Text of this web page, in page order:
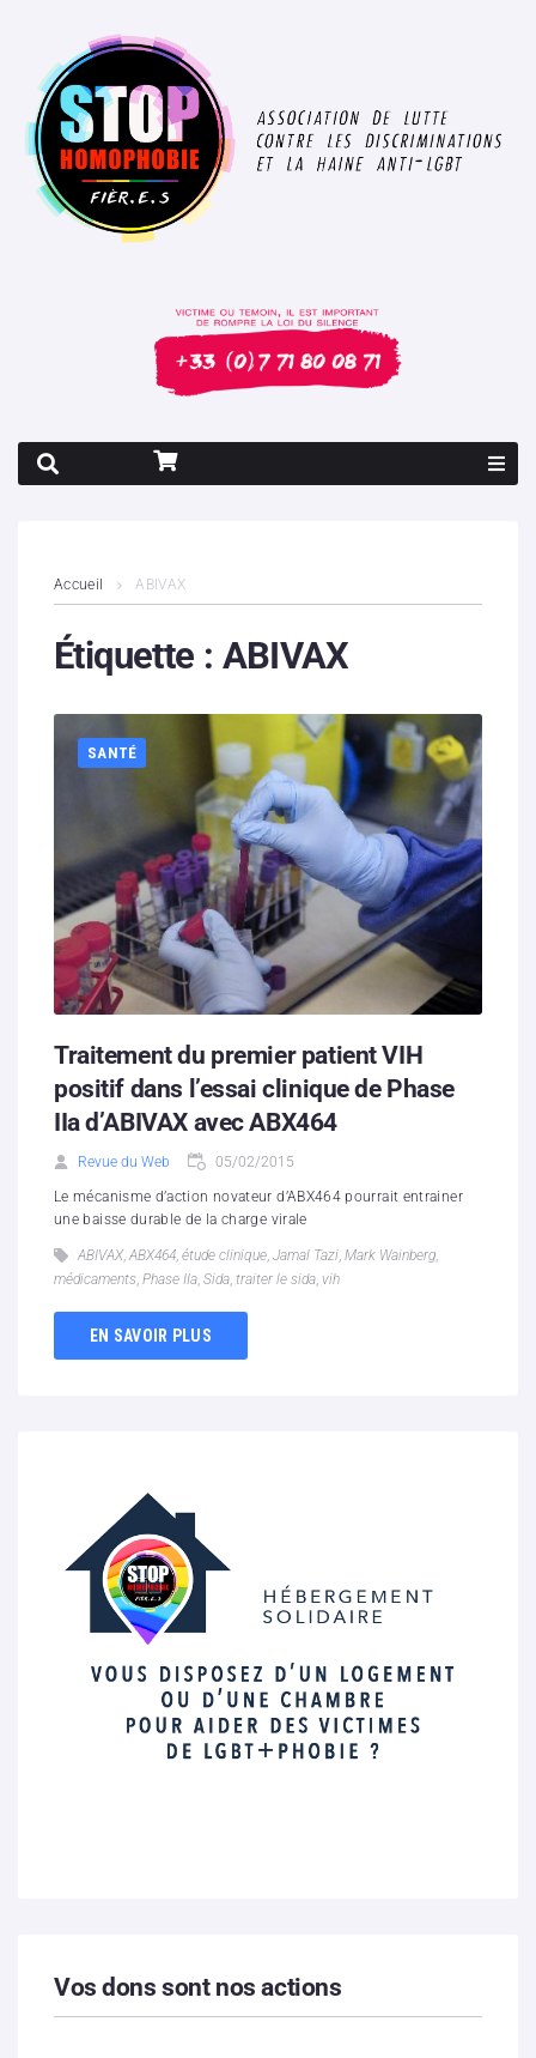
Contenus litigieux
Boutique
Contacts
Hébergement solidaire
Accueil ABIVAX
Étiquette : ABIVAX
SANTÉ
Traitement du premier patient VIH
positif dans l’essai clinique de Phase
IIa d’ABIVAX avec ABX464
Revue du Web 05/02/2015
Le mécanisme d’action novateur d’ABX464 pourrait entrainer
une baisse durable de la charge virale
ABIVAX, ABX464, étude clinique, Jamal Tazi, Mark Wainberg,
médicaments, Phase IIa, Sida, traiter le sida, vih
EN SAVOIR PLUS
Vos dons sont nos actions